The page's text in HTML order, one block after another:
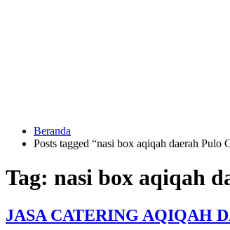
HUBUNGI
KAMI
Beranda
Posts tagged “nasi box aqiqah daerah Pulo
Tag: nasi box aqiqah
JASA CATERING AQIQAH